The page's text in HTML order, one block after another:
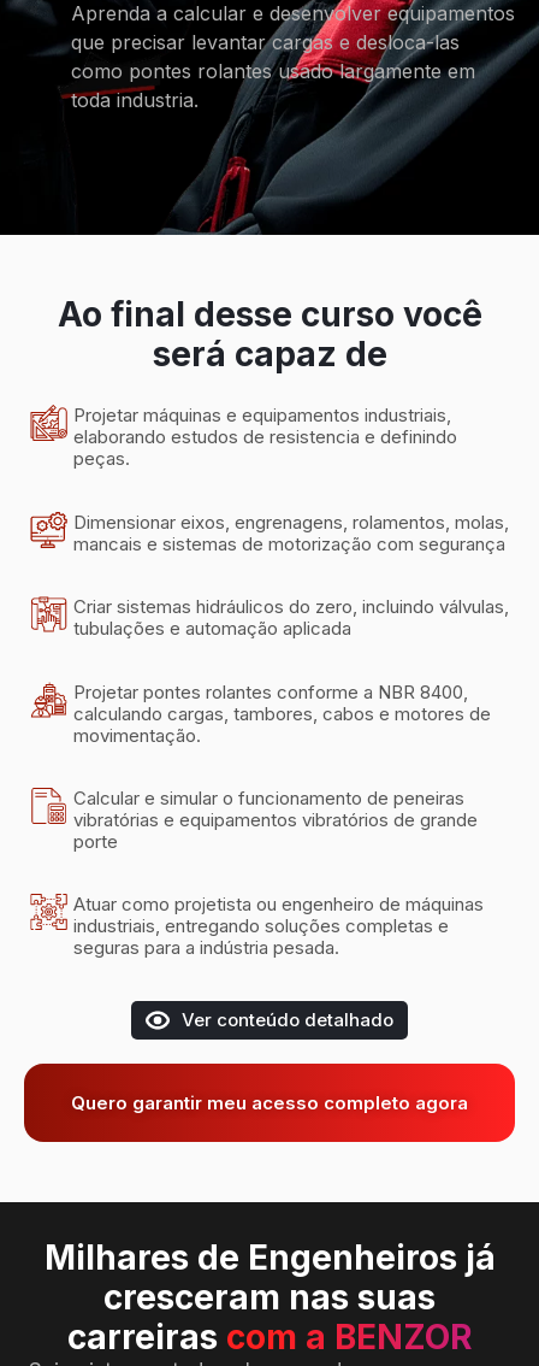
Aprenda a calcular e desenvolver equipamentos
que precisar levantar cargas e desloca-las
como pontes rolantes usado largamente em
toda industria.
Ao final desse curso você
será capaz de
Projetar máquinas e equipamentos industriais,
elaborando estudos de resistencia e definindo
peças.
Dimensionar eixos, engrenagens, rolamentos, molas,
mancais e sistemas de motorização com segurança
Criar sistemas hidráulicos do zero, incluindo válvulas,
tubulações e automação aplicada
Projetar pontes rolantes conforme a NBR 8400,
calculando cargas, tambores, cabos e motores de
movimentação.
Calcular e simular o funcionamento de peneiras
vibratórias e equipamentos vibratórios de grande
porte
Atuar como projetista ou engenheiro de máquinas
industriais, entregando soluções completas e
seguras para a indústria pesada.
Ver conteúdo detalhado
Quero garantir meu acesso completo agora
Milhares de Engenheiros já
cresceram nas suas
carreiras com a BENZOR